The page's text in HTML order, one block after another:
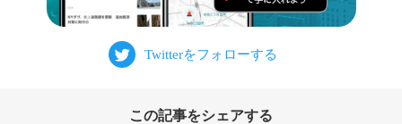
この記事をシェアする